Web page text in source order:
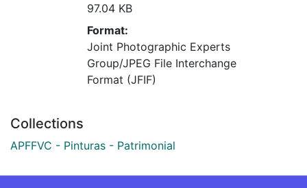
97.04 KB
Format:
Joint Photographic Experts
Group/JPEG File Interchange
Format (JFIF)
Collections
APFFVC - Pinturas - Patrimonial